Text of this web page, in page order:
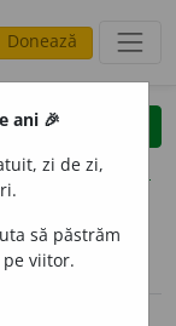
Donează
clear
opțiuni
ani 🎉
zi de zi,
să păstrăm
viitor.